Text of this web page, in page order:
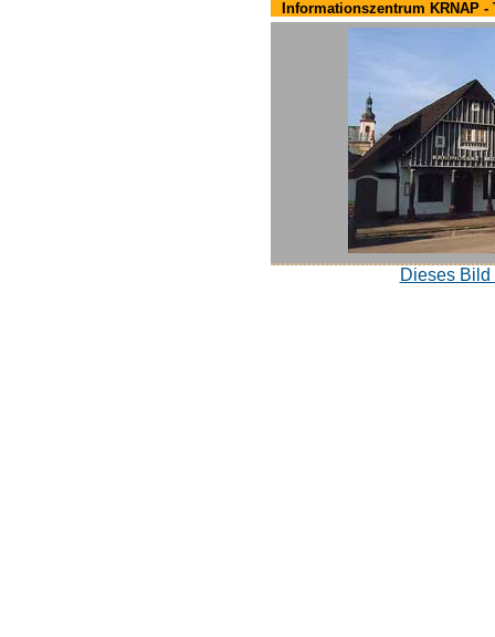
Informationszentrum KRNAP -
Dieses Bild